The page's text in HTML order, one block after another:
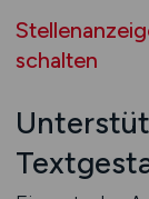
schalten